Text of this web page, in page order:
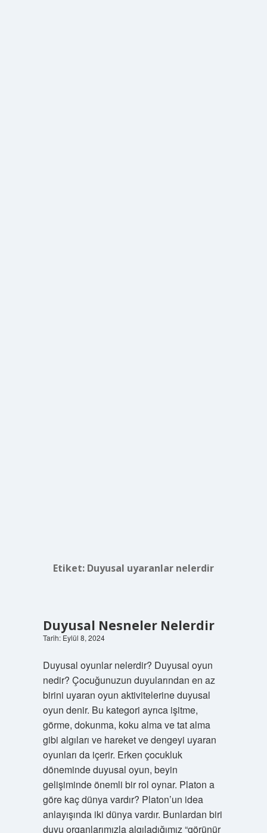
Etiket: Duyusal uyaranlar nelerdir
Duyusal Nesneler Nelerdir
Tarih: Eylül 8, 2024
Duyusal oyunlar nelerdir? Duyusal oyun
nedir? Çocuğunuzun duyularından en az
birini uyaran oyun aktivitelerine duyusal
oyun denir. Bu kategori ayrıca işitme,
görme, dokunma, koku alma ve tat alma
gibi algıları ve hareket ve dengeyi uyaran
oyunları da içerir. Erken çocukluk
döneminde duyusal oyun, beyin
gelişiminde önemli bir rol oynar. Platon a
göre kaç dünya vardır? Platon’un idea
anlayışında iki dünya vardır. Bunlardan biri
duyu organlarımızla algıladığımız “görünür